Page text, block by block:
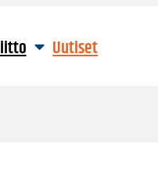
Uutiset